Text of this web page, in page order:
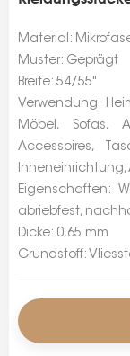
Material:
Muster: Geprägt
Breite: 54/55"
Verwendung:
Möbel, Sofas,
Accessoires,
Inneneinrichtung,
Eigenschaften:
abriebfest,
Dicke: 0,65 mm
Grundstoff: